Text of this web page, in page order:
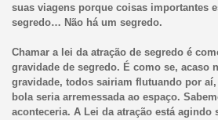
suas viagens porque coisas importantes
segredo… Não há um segredo.
Chamar a lei da atração de segredo é
gravidade de segredo. É como se, acaso
gravidade, todos sairiam flutuando por
bola seria arremessada ao espaço.
aconteceria. A Lei da atração está agindo